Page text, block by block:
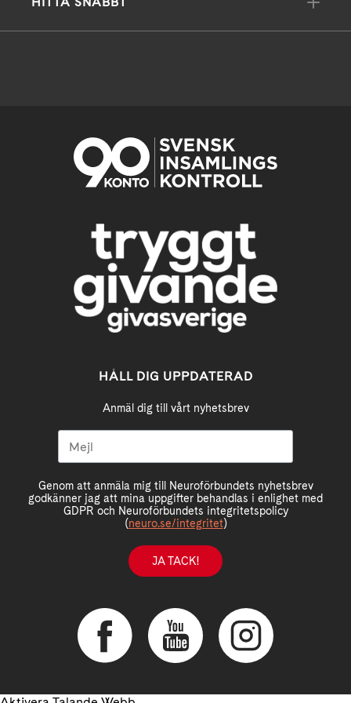
HÅLL DIG UPPDATERAD
Anmäl dig till vårt nyhetsbrev
Genom att anmäla mig till Neuroförbundets nyhetsbrev
godkänner jag att mina uppgifter behandlas i enlighet med
GDPR och Neuroförbundets integritetspolicy
(neuro.se/integritet)
JA TACK!